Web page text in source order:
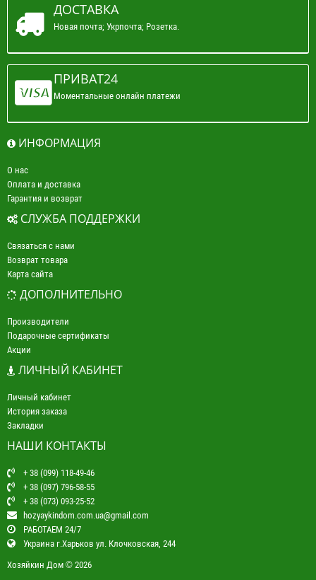
ДОСТАВКА
Новая почта; Укрпочта; Розетка.
ПРИВАТ24
Моментальные онлайн платежи
ИНФОРМАЦИЯ
О нас
Оплата и доставка
Гарантия и возврат
СЛУЖБА ПОДДЕРЖКИ
Связаться с нами
Возврат товара
Карта сайта
ДОПОЛНИТЕЛЬНО
Производители
Подарочные сертификаты
Акции
ЛИЧНЫЙ КАБИНЕТ
Личный кабинет
История заказа
Закладки
НАШИ КОНТАКТЫ
+ 38 (099) 118-49-46
+ 38 (097) 796-58-55
+ 38 (073) 093-25-52
hozyaykindom.com.ua@gmail.com
РАБОТАЕМ 24/7
Украина г.Харьков ул. Клочковская, 244
Хозяйкин Дом © 2026